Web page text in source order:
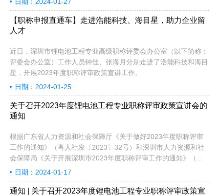
日期：2024-01-27
【职称申报直通车】走进浩能科技、海目星，助力企业留
人才
近日，深圳市锂电池工程专业高级职称评委会办公室（以下简称：
评委会办公室）工作人员钟佳、张海月分别走进了浩能科技和海目
星，开展2023年度职称评审政策宣讲工作。
日期：2024-01-25
关于召开2023年度锂电池工程专业职称评审政策宣讲会的
通知
根据广东省人力资源和社会保障厅《关于做好2023年度职称评审
工作的通知》（粤人社发〔2023〕32号）和深圳市人力资源和社
会保障局《关于开展深圳市2023年度职称评审工作的通知》（深
人社发〔2023〕47号）精神，深圳市电池行业协会将于2024年1
月18日（星期四）下午召开“2023年度锂电池工程专业职称评审政
策宣讲会”，宣讲会以线上形式召开，欢迎相关企业负责人及申报
日期：2024-01-17
通知 | 关于召开2023年度锂电池工程专业职称评审政策宣